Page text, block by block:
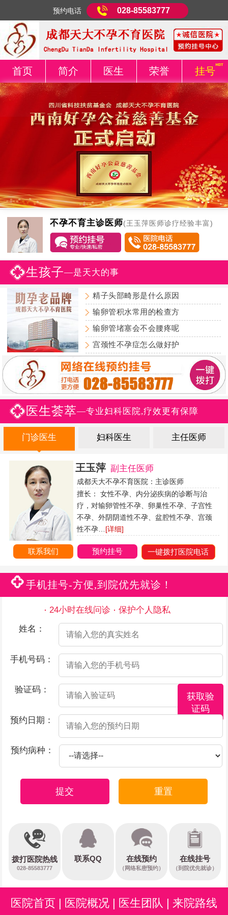
预约电话 028-85583777
首页 简介 医生 荣誉 挂号
不孕不育主诊医师(王玉萍医师诊疗经验丰富)
生孩子—是天大的事
精子头部畸形是什么原因
输卵管积水常用的检查方
输卵管堵塞会不会腰疼呢
宫颈性不孕症怎么做好护
医生荟萃—专业妇科医院,疗效更有保障
门诊医生 妇科医生 主任医师
王玉萍 副主任医师
成都天大不孕不育医院：主诊医师
擅长： 女性不孕、内分泌疾病的诊断与治
疗，对输卵管性不孕、卵巢性不孕、子宫性
不孕、外阴阴道性不孕、盆腔性不孕、宫颈
性不孕… [详细]
联系我们 预约挂号 一键拨打医院电话
手机挂号-方便,到院优先就诊！
24小时在线问诊
保护个人隐私
姓名：
手机号码：
验证码：
获取验
证码
预约日期：
预约病种：
提交 重置
拨打医院热线
028-85583777
联系QQ 在线预约
（网络私密预约）
在线挂号
（到院优先就诊）
医院首页 | 医院概况 | 医生团队 | 来院路线